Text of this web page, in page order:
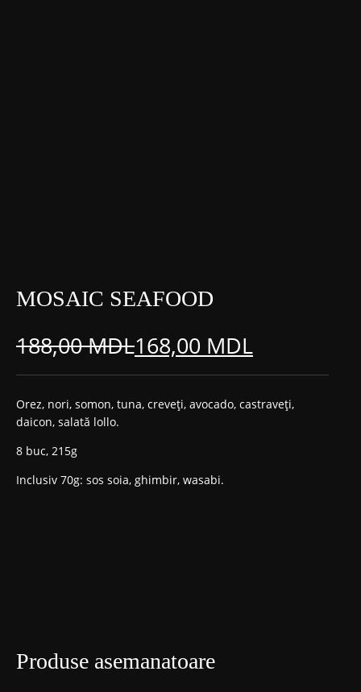
MOSAIC SEAFOOD
188,00MDL
Prețul
inițial
a
fost:
168,00 MDL
Prețul
curent
este:
168,00 MDL.
Orez, nori, somon, tuna, creveți, avocado, castraveți,
daicon, salată lollo.
8 buc, 215g
Inclusiv 70g: sos soia, ghimbir, wasabi.
Produse asemanatoare